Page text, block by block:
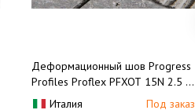
Деформационный шов Progress
Profiles Proflex PFXOT 15N 2.5 м.
(натуральная латунь/черный)
Италия Под заказ